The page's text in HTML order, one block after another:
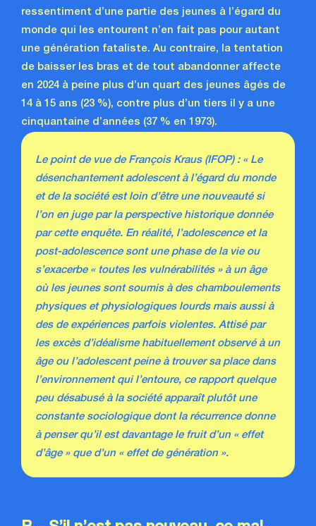
ressentiment d’une partie des jeunes à l’égard du
monde qui les entourent n’en fait pas pour autant
une génération fataliste. Au contraire, la tentation
de baisser les bras et de tout abandonner affecte
en 2024 à peine plus d’un quart des jeunes âgés de
14 à 15 ans (23 %), contre plus d’un tiers il y a une
cinquantaine d’années (37 % en 1973).
Le point de vue de François Kraus (IFOP) : « Le
désenchantement adolescent à l’égard du monde
et de la société est loin d’être une nouveauté si
l’on en juge par la perspective historique donnée
par cette enquête. En réalité, l’adolescence et la
post-adolescence sont une phase de la vie ou
s’exacerbe « toutes les vulnérabilités » à un âge
où les jeunes sont soumis à des chamboulements
physiques et physiologiques lourds mais aussi à
des de expériences parfois violentes. Attisé par
les excès d’idéalisme habituellement observé à un
âge ou l’adolescent peine à trouver sa place dans
l’environnement qui l’entoure, ce rapport quelque
peu désabusé à la société apparaît plutôt une
constante sociologique dont la récurrence donne
à penser qu’il est davantage le fruit d’un « effet
d’âge » que d’un « effet de génération ».